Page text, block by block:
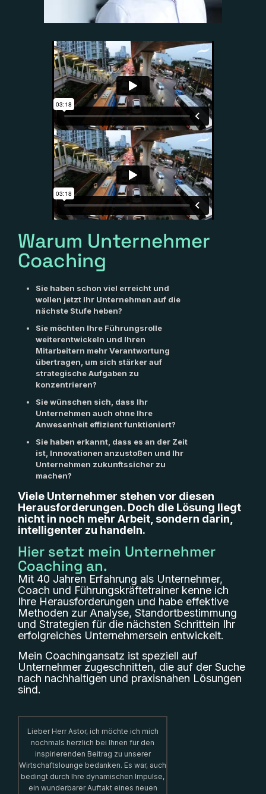
Warum Unternehmer
Coaching
Sie haben schon viel erreicht und
wollen jetzt Ihr Unternehmen auf die
nächste Stufe heben?
Sie möchten Ihre Führungsrolle
weiterentwickeln und Ihren
Mitarbeitern mehr Verantwortung
übertragen, um sich stärker auf
strategische Aufgaben zu
konzentrieren?
Sie wünschen sich, dass Ihr
Unternehmen auch ohne Ihre
Anwesenheit effizient funktioniert?
Sie haben erkannt, dass es an der Zeit
ist, Innovationen anzustoßen und Ihr
Unternehmen zukunftssicher zu
machen?
Viele Unternehmer stehen vor diesen
Herausforderungen. Doch die Lösung liegt
nicht in noch mehr Arbeit, sondern darin,
intelligenter zu handeln.
Hier setzt mein Unternehmer
Coaching an.
Mit 40 Jahren Erfahrung als Unternehmer,
Coach und Führungskräftetrainer kenne ich
Ihre Herausforderungen und habe effektive
Methoden zur Analyse, Standortbestimmung
und Strategien für die nächsten Schrittein Ihr
erfolgreiches Unternehmersein entwickelt.
Mein Coachingansatz ist speziell auf
Unternehmer zugeschnitten, die auf der Suche
nach nachhaltigen und praxisnahen Lösungen
sind.
Lieber Herr Astor, ich möchte ich mich
nochmals herzlich bei Ihnen für den
inspirierenden Beitrag zu unserer
Wirtschaftslounge bedanken. Es war, auch
bedingt durch Ihre dynamischen Impulse,
ein wunderbarer Auftakt eines neuen